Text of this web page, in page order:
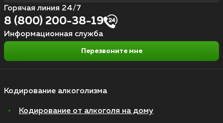
Кодирование алкоголизма
Кодирование от алкоголя на дому
Горячая линия 24/7
8 (800) 200-38-19
Информационная служба
Перезвоните мне